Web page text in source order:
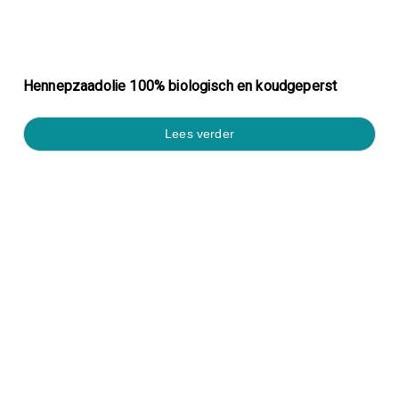
Hennepzaadolie 100% biologisch en koudgeperst
lees verder